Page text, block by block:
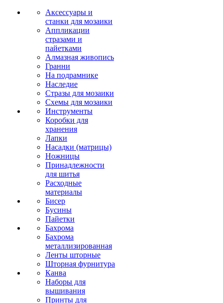
Аксессуары и
станки для мозаики
Аппликации
стразами и
пайетками
Алмазная живопись
Гранни
На подрамнике
Наследие
Стразы для мозаики
Схемы для мозаики
Инструменты
Коробки для
хранения
Лапки
Насадки (матрицы)
Ножницы
Принадлежности
для шитья
Расходные
материалы
Бисер
Бусины
Пайетки
Бахрома
Бахрома
металлизированная
Ленты шторные
Шторная фурнитура
Канва
Наборы для
вышивания
Принты для